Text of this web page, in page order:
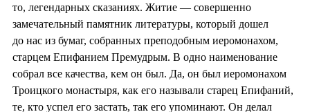
то, легендарных сказаниях. Житие — совершенно
замечательный памятник литературы, который дошел
до нас из бумаг, собранных преподобным иеромонахом,
старцем Епифанием Премудрым. В одно наименование
собрал все качества, кем он был. Да, он был иеромонахом
Троицкого монастыря, как его называли старец Епифаний,
те, кто успел его застать, так его упоминают. Он делал